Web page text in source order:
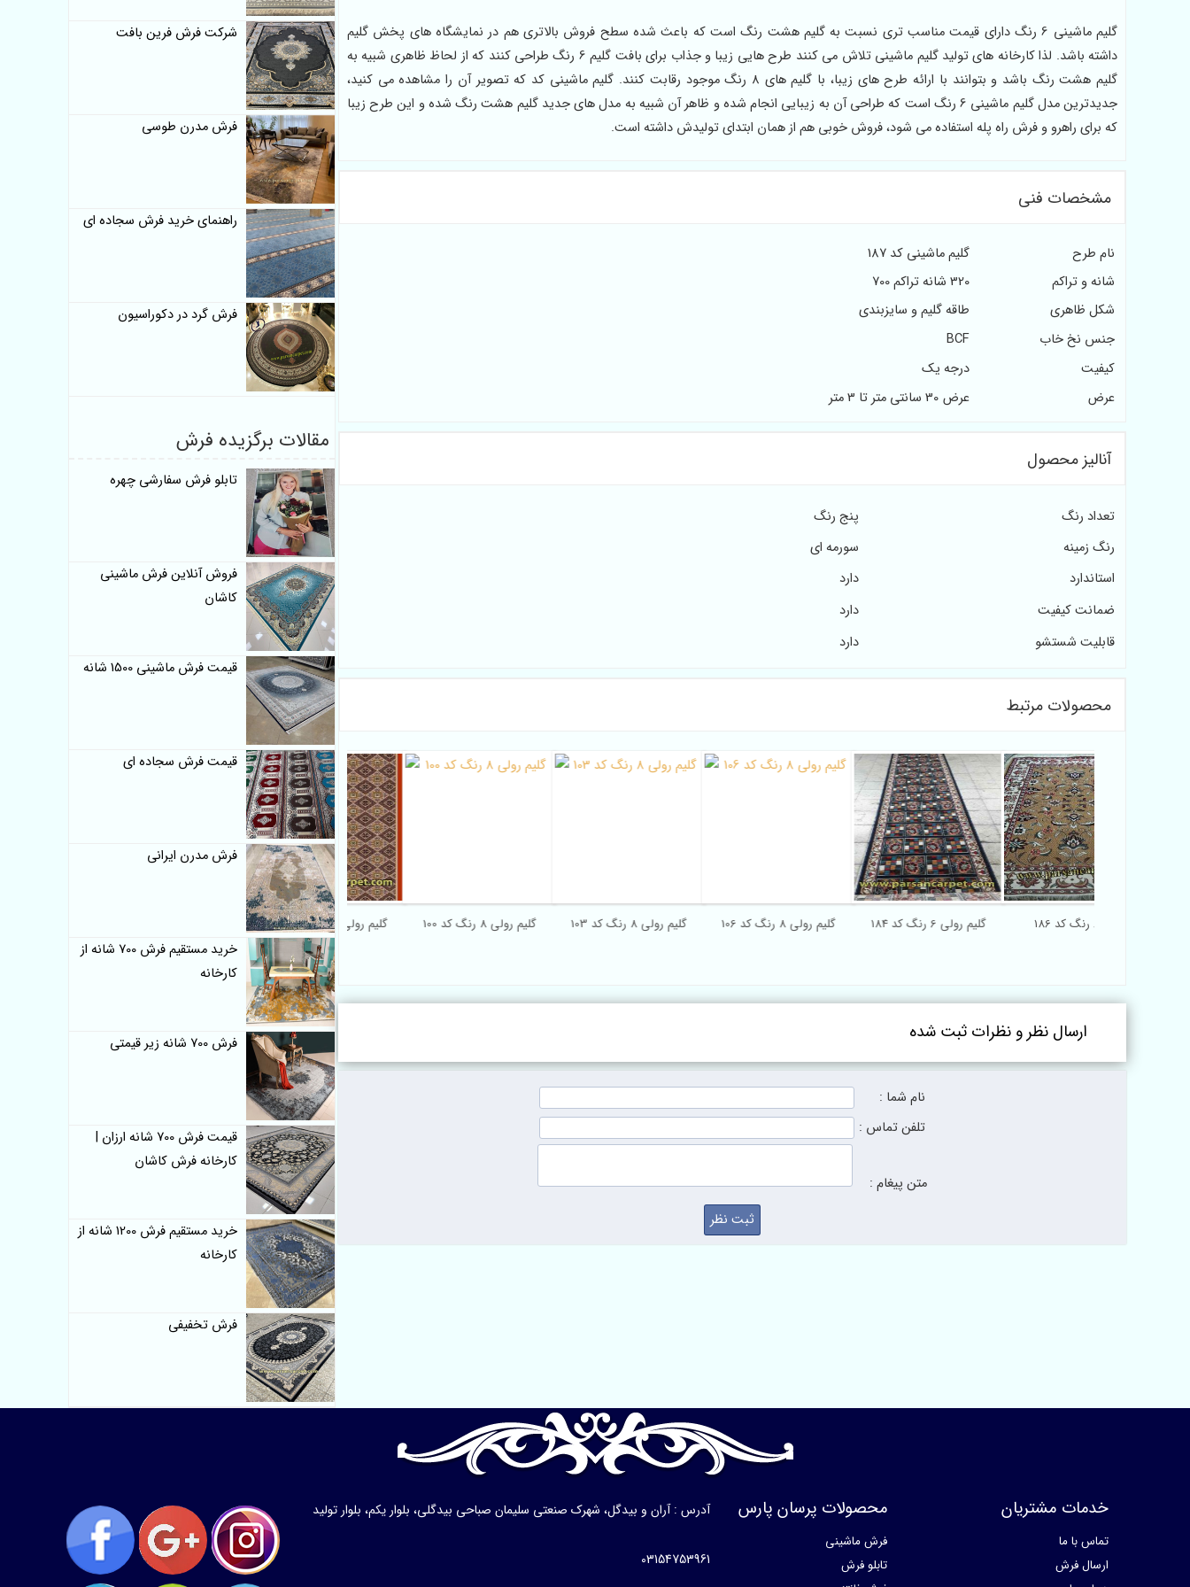
گلیم ماشینی 6 رنگ دارای قیمت مناسب تری نسبت به گلیم هشت رنگ است که باعث شده سطح فروش بالاتری هم در نمایشگاه های پخش گلیم
داشته باشد. لذا کارخانه های تولید گلیم ماشینی تلاش می کنند طرح هایی زیبا و جذاب برای بافت گلیم 6 رنگ طراحی کنند که از لحاظ ظاهری شبیه به
گلیم هشت رنگ باشد و بتوانند با ارائه طرح های زیبا، با گلیم های 8 رنگ موجود رقابت کنند. گلیم ماشینی کد که تصویر آن را مشاهده می کنید،
جدیدترین مدل گلیم ماشینی 6 رنگ است که طراحی آن به زیبایی انجام شده و ظاهر آن شبیه به مدل های جدید گلیم هشت رنگ شده و این طرح زیبا
که برای راهرو و فرش راه پله استفاده می شود، فروش خوبی هم از همان ابتدای تولیدش داشته است.
مشخصات فنی
نام طرح
گلیم ماشینی کد 187
شانه و تراکم
320 شانه تراکم 700
شکل ظاهری
طاقه گلیم و سایزبندی
جنس نخ خاب
BCF
کیفیت
درجه یک
عرض
عرض 30 سانتی متر تا 3 متر
آنالیز محصول
تعداد رنگ
پنج رنگ
رنگ زمینه
سورمه ای
استاندارد
دارد
ضمانت کیفیت
دارد
قابلیت شستشو
دارد
محصولات مرتبط
گلیم رولی 6 رنگ کد 182 گلیم رولی 8 رنگ کد 100 گلیم رولی 8 رنگ کد 103 گلیم رولی 8 رنگ کد 106 گلیم رولی 6 رنگ کد 184 گلیم 6 رنگ کد 186
ارسال نظر و نظرات ثبت شده
نام شما :
تلفن تماس :
متن پیغام :
شرکت فرش فرین بافت
فرش مدرن طوسی
راهنمای خرید فرش سجاده ای
فرش گرد در دکوراسیون
مقالات برگزیده فرش
تابلو فرش سفارشی چهره
فروش آنلاین فرش ماشینی
کاشان
قیمت فرش ماشینی 1500 شانه
قیمت فرش سجاده ای
فرش مدرن ایرانی
خرید مستقیم فرش 700 شانه از
کارخانه
فرش 700 شانه زیر قیمتی
قیمت فرش 700 شانه ارزان |
کارخانه فرش کاشان
خرید مستقیم فرش 1200 شانه از
کارخانه
فرش تخفیفی
خدمات مشتریان
تماس با ما
ارسال فرش
محصولات پرسان پارس
فرش ماشینی
تابلو فرش
آدرس : آران و بیدگل، شهرک صنعتی سلیمان صباحی بیدگلی، بلوار یکم، بلوار تولید
03154753961